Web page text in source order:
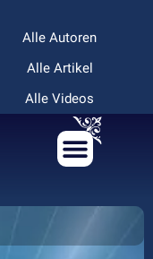
Alle Autoren
Alle Artikel
Alle Videos